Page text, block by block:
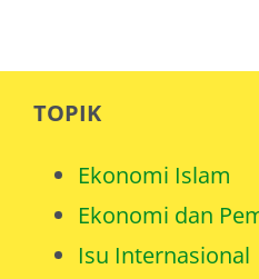
TOPIK
Ekonomi Islam
Ekonomi dan
Isu Internasional